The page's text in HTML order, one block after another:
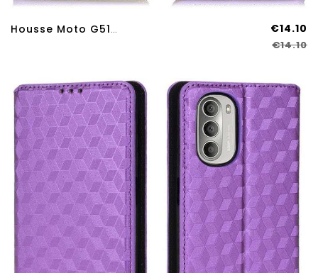
Housse Moto G51 5G Simili Cuir Simple €14.10
€14.10